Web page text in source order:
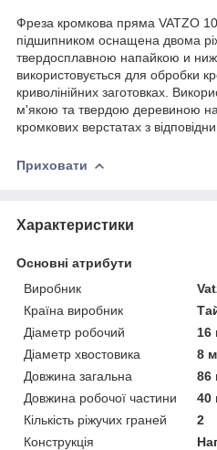
Фреза кромкова пряма VATZO
підшипником оснащена двома
твердосплавною напайкою и
використовується для обробки
криволінійних заготовках.
м'якою та твердою деревиною
кромкових верстатах з
Приховати
Характеристики
Основні атрибути
Виробник
Країна виробник
Діаметр робочий
16
Діаметр хвостовика
8
Довжина загальна
86
Довжина робочої частини
40
Кількість ріжучих граней
2
Конструкція